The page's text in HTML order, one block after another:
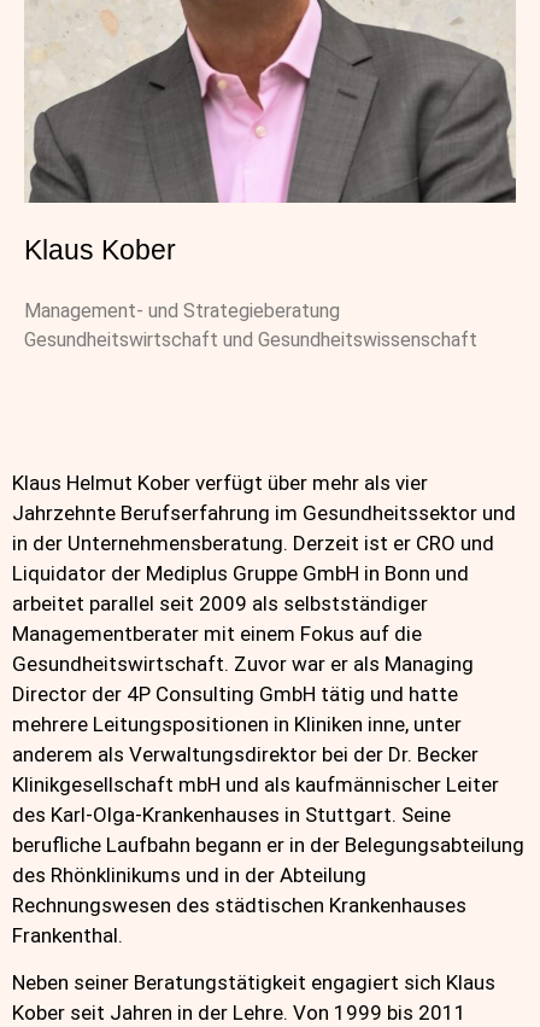
Klaus Kober
Management- und Strategieberatung
Gesundheitswirtschaft und Gesundheitswissenschaft
Klaus Helmut Kober verfügt über mehr als vier
Jahrzehnte Berufserfahrung im Gesundheitssektor und
in der Unternehmensberatung. Derzeit ist er CRO und
Liquidator der Mediplus Gruppe GmbH in Bonn und
arbeitet parallel seit 2009 als selbstständiger
Managementberater mit einem Fokus auf die
Gesundheitswirtschaft. Zuvor war er als Managing
Director der 4P Consulting GmbH tätig und hatte
mehrere Leitungspositionen in Kliniken inne, unter
anderem als Verwaltungsdirektor bei der Dr. Becker
Klinikgesellschaft mbH und als kaufmännischer Leiter
des Karl-Olga-Krankenhauses in Stuttgart. Seine
berufliche Laufbahn begann er in der Belegungsabteilung
des Rhönklinikums und in der Abteilung
Rechnungswesen des städtischen Krankenhauses
Frankenthal.
Neben seiner Beratungstätigkeit engagiert sich Klaus
Kober seit Jahren in der Lehre. Von 1999 bis 2011